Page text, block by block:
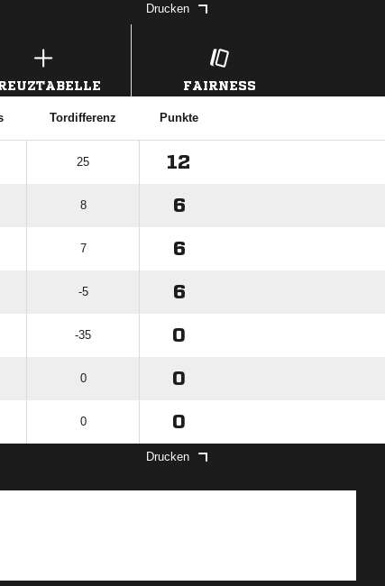
Drucken
FAIRNESS
Tordifferenz Punkte
25 12
8 6
7 6
-5 6
-35 0
0 0
0 0
Drucken